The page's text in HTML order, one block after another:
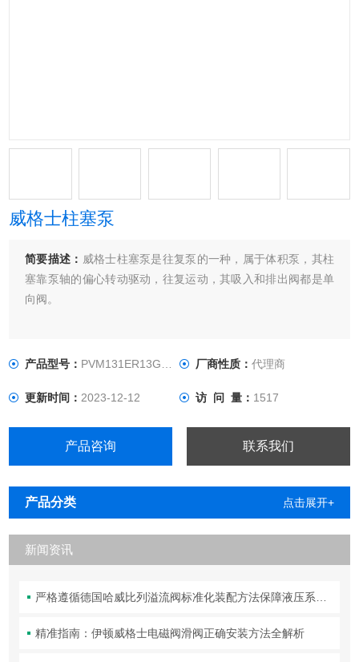
威格士柱塞泵
简要描述： 威格士柱塞泵是往复泵的一种，属于体积泵，其柱
塞靠泵轴的偏心转动驱动，往复运动，其吸入和排出阀都是单
向阀。
产品型号： PVM131ER13GS02BYA28000001 厂商性质： 代理商
更新时间：2023-12-12 访 问 量： 1517
产品咨询 联系我们
产品分类 点击展开+
新闻资讯
严格遵循德国哈威比列溢流阀标准化装配方法保障液压系统压力调控精准可靠
精准指南：伊顿威格士电磁阀滑阀正确安装方法全解析